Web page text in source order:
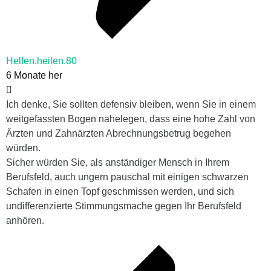
Helfen.heilen.80
6 Monate her
Ich denke, Sie sollten defensiv bleiben, wenn Sie in einem
weitgefassten Bogen nahelegen, dass eine hohe Zahl von
Ärzten und Zahnärzten Abrechnungsbetrug begehen
würden.
Sicher würden Sie, als anständiger Mensch in Ihrem
Berufsfeld, auch ungern pauschal mit einigen schwarzen
Schafen in einen Topf geschmissen werden, und sich
undifferenzierte Stimmungsmache gegen Ihr Berufsfeld
anhören.